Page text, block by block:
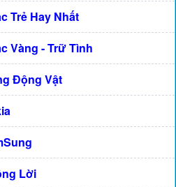
Trẻ Hay Nhất
Vàng - Trữ Tình
Động Vật
Lời